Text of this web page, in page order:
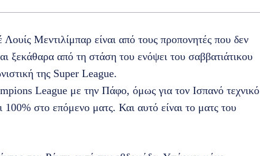
Μεντιλίμπαρ είναι από τους προπονητές που δεν
ξεκάθαρα από τη στάση του ενόψει του σαββατιάτικου
της Super League.
League με την Πάφο, όμως για τον Ισπανό τεχνικό
στο επόμενο ματς. Και αυτό είναι το ματς του